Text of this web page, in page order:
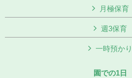
月極保育
週3保育
一時預かり
園での1日